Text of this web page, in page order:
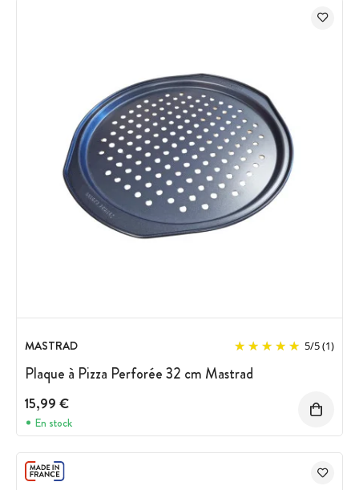
MASTRAD 5/5(1)
Plaque à Pizza Perforée 32 cm Mastrad
15,99 €
En stock